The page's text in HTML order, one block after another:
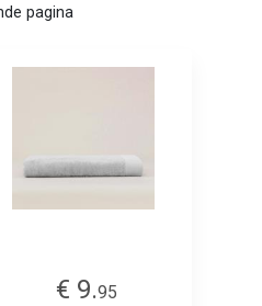
pagina
€ 9.95